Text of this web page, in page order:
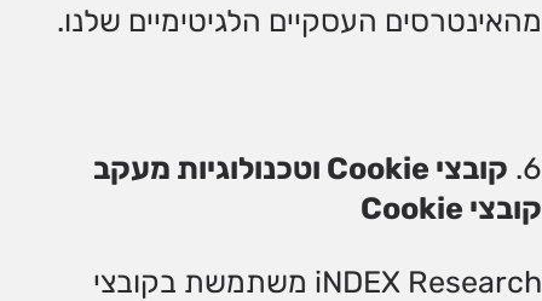
מהאינטרסים העסקיים הלגיטימיים שלנו.
קובצי Cookie וטכנולוגיות מעקב
קובצי Cookie
iNDEX Research משתמשת בקובצי